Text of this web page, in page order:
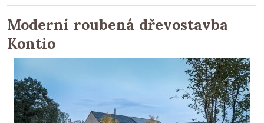
Moderní roubená dřevostavba
Kontio